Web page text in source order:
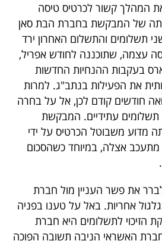
המהלך קשור לכרטיס טיסה
של המבקשת בחברת הבת סאן
תשלומים והתשלום האחרון ירד
2026. הטיסה עצמה, שתוכננה לחודש אפריל,
בעקבות ההנחיות החדשות
את הפעילות בנתב"ג. למרות
חודשים קודם לכן, אל על בחרה
עתידיים. המבקשת
מדוע משבוטל הכרטיס על ידי
אצלה, במיוחד כשהסכום
את פשר העניין מול חברת
אחריות. באל על טענו בפניה
הזיכוי לתשלומים היא חברת
האשראי הניבה תשובה הפוכה